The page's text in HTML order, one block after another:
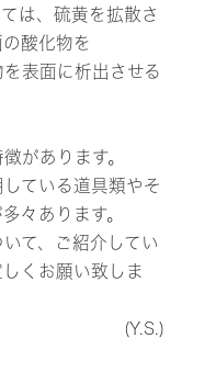
は、硫黄を拡散さ
酸化物を
表面に析出させる
があります。
ている道具類やそ
々あります。
て、ご紹介してい
くお願い致しま
(Y.S.)